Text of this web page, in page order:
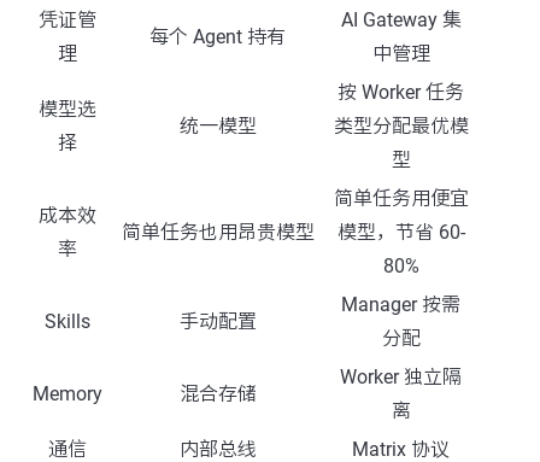
凭证管
理
每个 Agent 持有
AI Gateway 集
中管理
模型选
择
统一模型
按 Worker 任务
类型分配最优模
型
成本效
率
简单任务也用昂贵模型
简单任务用便宜
模型，节省 60-
80%
Skills 手动配置
Manager 按需
分配
Memory 混合存储
Worker 独立隔
离
通信
内部总线 Matrix 协议